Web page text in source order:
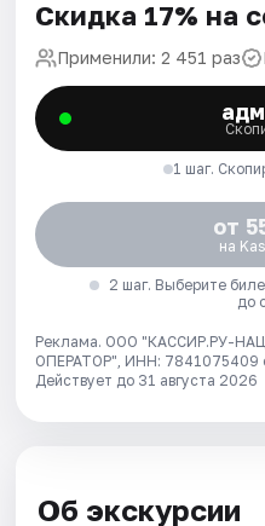
Скидка 17% на
Применили: 2 451 раз
1 шаг.
от
на
2 шаг. Выберите
до
Реклама. ООО "КАССИР.РУ-
ОПЕРАТОР", ИНН: 7841075409
Действует до 31 августа 2026
Об экскурсии